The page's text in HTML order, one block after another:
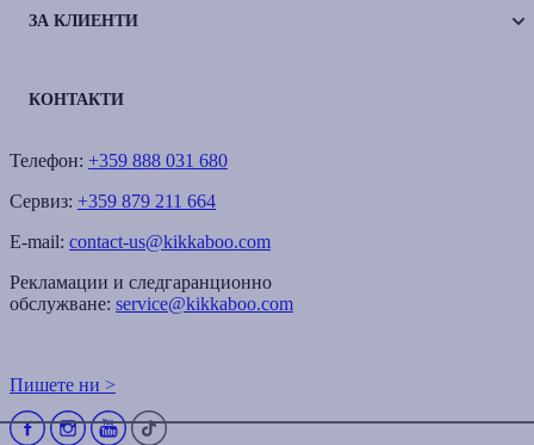
ЗА КЛИЕНТИ
КОНТАКТИ
Телефон: +359 888 031 680
Сервиз: +359 879 211 664
E-mail: contact-us@kikkaboo.com
Рекламации и следгаранционно
обслужване: service@kikkaboo.com
Пишете ни >